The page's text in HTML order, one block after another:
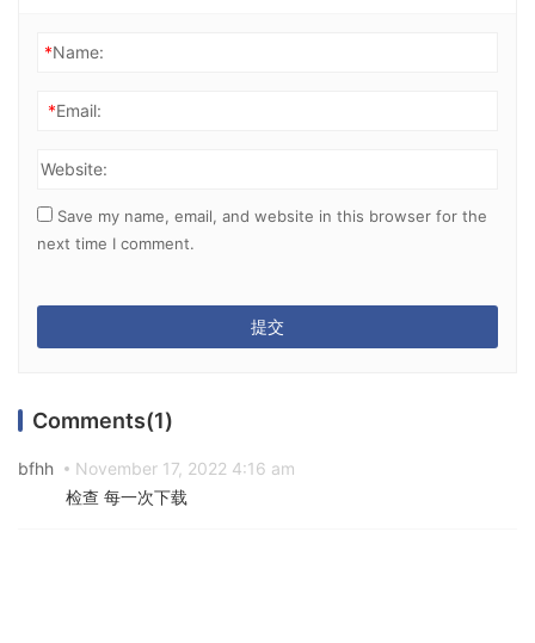
*Name:
*Email:
Website:
Save my name, email, and website in this browser for the
next time I comment.
Comments(1)
bfhh
November 17, 2022 4:16 am
检查 每一次下载